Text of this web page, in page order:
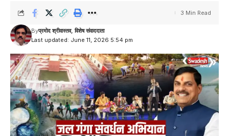
Last updated: June 11, 2026 5:54 pm
Byप्रमोद श्रीवास्तव, विशेष संवाददाता
3 Min Read